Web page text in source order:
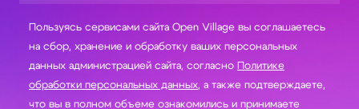
Пользуясь сервисами сайта Open Village вы соглашаетесь
на сбор, хранение и обработку ваших персональных
данных администрацией сайта, согласно Политике
обработки персональных данных, а также подтверждаете,
что вы в полном объеме ознакомились и принимаете